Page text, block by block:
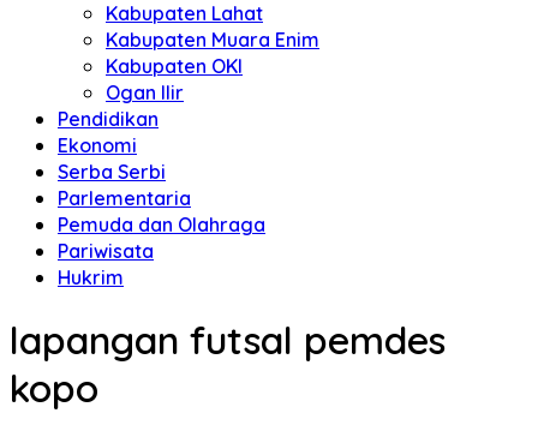
Kabupaten Lahat
Kabupaten Muara Enim
Kabupaten OKI
Ogan Ilir
Pendidikan
Ekonomi
Serba Serbi
Parlementaria
Pemuda dan Olahraga
Pariwisata
Hukrim
lapangan futsal pemdes
kopo